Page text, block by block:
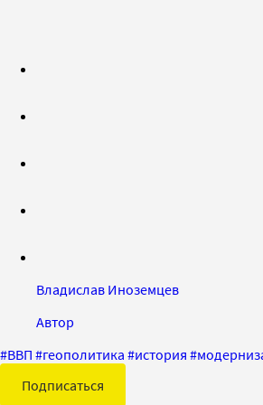
Владислав Иноземцев
Автор
#ВВП #геополитика #история #
Подписаться